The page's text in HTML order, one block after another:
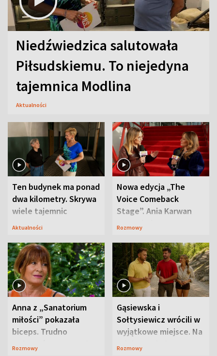
Niedźwiedzica salutowała
Piłsudskiemu. To niejedyna
tajemnica Modlina
Aktualności
Ten budynek ma ponad
dwa kilometry. Skrywa
wiele tajemnic
Aktualności
Nowa edycja „The
Voice Comeback
Stage”. Ania Karwan
zapowiada
Rozmowy
Anna z „Sanatorium
miłości” pokazała
biceps. Trudno
uwierzyć, co przeszła
Rozmowy
Gąsiewska i
Sołtysiewicz wrócili w
wyjątkowe miejsce. Na
szlaku czekał
Rozmowy